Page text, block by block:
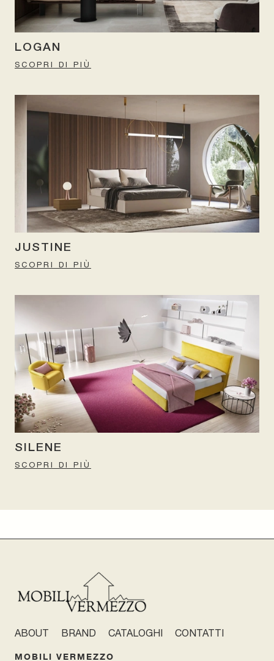
LOGAN
SCOPRI DI PIÙ
JUSTINE
SCOPRI DI PIÙ
SILENE
SCOPRI DI PIÙ
ABOUT BRAND CATALOGHI CONTATTI
MOBILI VERMEZZO